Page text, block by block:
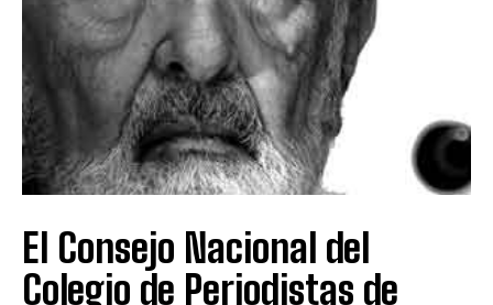
El Consejo Nacional del
Colegio de Periodistas de